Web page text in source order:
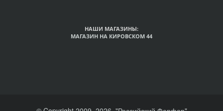
НАШИ МАГАЗИНЫ:
МАГАЗИН НА КИРОВСКОМ 44